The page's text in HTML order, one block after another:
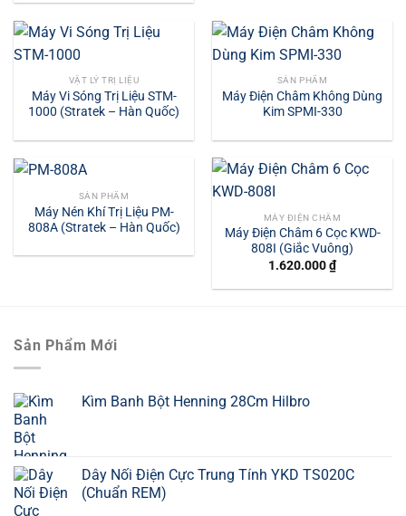
VẬT LÝ TRỊ LIỆU
Máy Vi Sóng Trị Liệu STM-
1000 (Stratek – Hàn Quốc)
SẢN PHẨM
Máy Điện Châm Không Dùng
Kim SPMI-330
SẢN PHẨM
Máy Nén Khí Trị Liệu PM-
808A (Stratek – Hàn Quốc)
MÁY ĐIỆN CHÂM
Máy Điện Châm 6 Cọc KWD-
808I (Giắc Vuông)
1.620.000₫
Sản Phẩm Mới
Kìm Banh Bột Henning 28Cm Hilbro
Dây Nối Điện Cực Trung Tính YKD TS020C
(Chuẩn REM)